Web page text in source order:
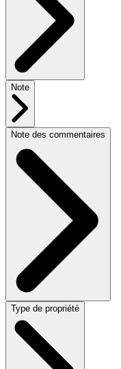
Note
Note des commentaires
Type de propriété